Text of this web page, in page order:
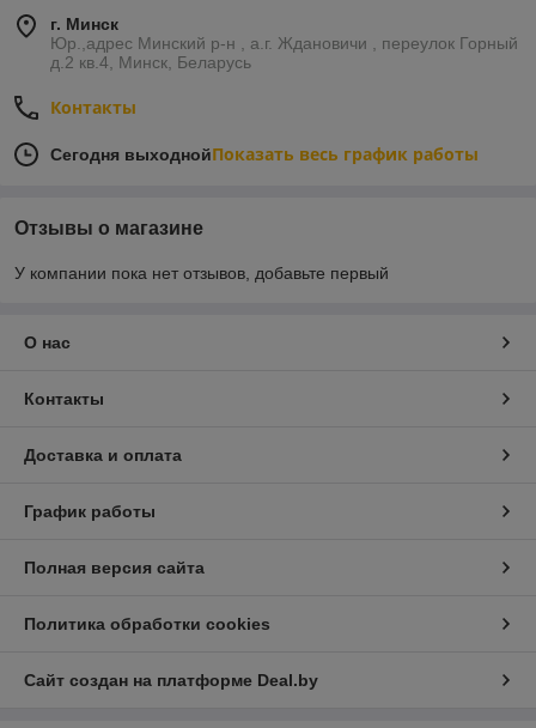
г. Минск
Юр.,адрес Минский р-н , а.г. Ждановичи , переулок Горный
д.2 кв.4, Минск, Беларусь
Контакты
Сегодня выходнойПоказать весь график работы
Отзывы о магазине
У компании пока нет отзывов, добавьте первый
О нас
Контакты
Доставка и оплата
График работы
Полная версия сайта
Политика обработки cookies
Сайт создан на платформе Deal.by